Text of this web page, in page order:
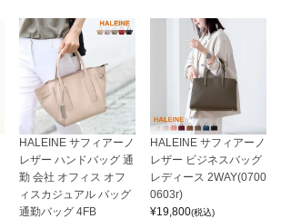
HALEINE サフィアーノ
レザー ハンドバッグ 通
勤 会社 オフィス オフ
ィスカジュアル バッグ
通勤バッグ 4FB
HALEINE サフィアーノ
レザー ビジネスバッグ
レディース 2WAY(0700
0603r)
¥19,800(税込)